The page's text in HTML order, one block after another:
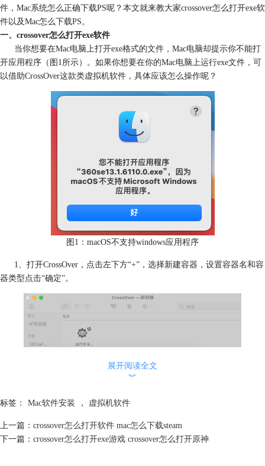
件，Mac系统怎么正确下载PS呢？本文就来教大家crossover怎么打开exe软
件以及Mac怎么下载PS。
一、crossover怎么打开exe软件
当你想要在Mac电脑上打开exe格式的文件，Mac电脑却提示你不能打
开应用程序（图1所示）。如果你想要在你的Mac电脑上运行exe文件，可
以借助CrossOver这款类虚拟机软件，具体应该怎么操作呢？
图1：macOS不支持windows应用程序
1、打开CrossOver，点击左下方“+”，选择新建容器，设置容器名和容
器类型点击“确定”。
展开阅读全文
︾
标签： Mac软件安装 ， 虚拟机软件
上一篇： crossover怎么打开软件 mac怎么下载steam
下一篇： crossover怎么打开exe游戏 crossover怎么打开原神